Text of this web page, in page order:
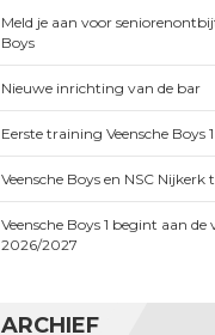
Meld je aan voor
Boys
Nieuwe inrichting van de bar
Eerste training Veensche Boys
Veensche Boys en NSC
Veensche Boys 1 begint aan
2026/2027
ARCHIEF